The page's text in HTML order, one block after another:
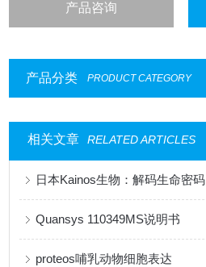
产品咨询
产品分类 PRODUCT CATEGORY
相关文章 RELATED ARTICLES
日本Kainos生物：解码生命密
Quansys 110349MS说明书
proteos哺乳动物细胞表达